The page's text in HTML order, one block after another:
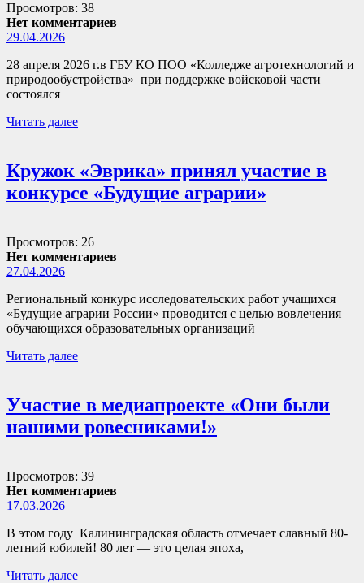
Просмотров: 38
Нет комментариев
29.04.2026
28 апреля 2026 г.в ГБУ КО ПОО «Колледже агротехнологий и
природообустройства» при поддержке войсковой части
состоялся
Читать далее
Кружок «Эврика» принял участие в
конкурсе «Будущие аграрии»
Просмотров: 26
Нет комментариев
27.04.2026
Региональный конкурс исследовательских работ учащихся
«Будущие аграрии России» проводится с целью вовлечения
обучающихся образовательных организаций
Читать далее
Участие в медиапроекте «Они были
нашими ровесниками!»
Просмотров: 39
Нет комментариев
17.03.2026
В этом году Калининградская область отмечает славный 80-
летний юбилей! 80 лет — это целая эпоха,
Читать далее